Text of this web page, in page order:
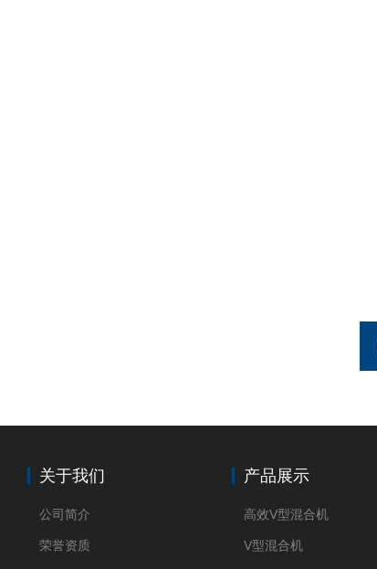
关于我们
公司简介
荣誉资质
产品展示
高效V型混合机
V型混合机